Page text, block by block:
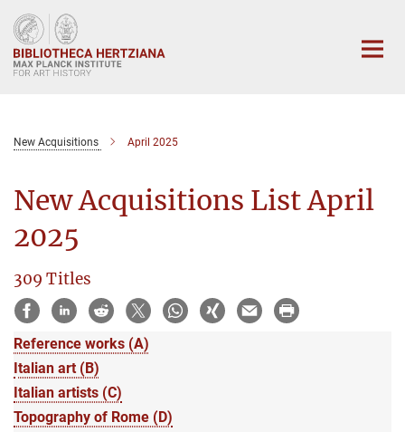
Main-
Content
New Acquisitions April 2025
New Acquisitions List April
2025
309 Titles
Reference works (A)
Italian art (B)
Italian artists (C)
Topography of Rome (D)